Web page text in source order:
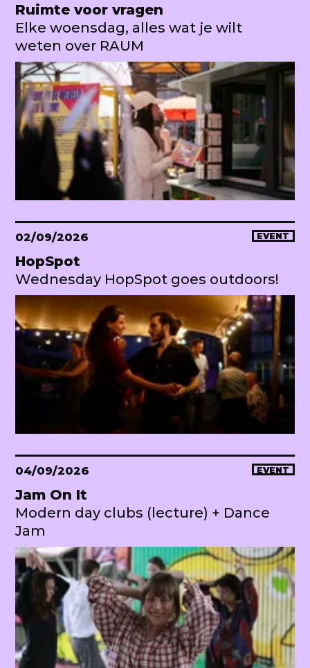
Ruimte voor vragen
Elke woensdag, alles wat je wilt
weten over RAUM
02/09/2026 EVENT
HopSpot
Wednesday HopSpot goes outdoors!
04/09/2026 EVENT
Jam On It
Modern day clubs (lecture) + Dance
Jam